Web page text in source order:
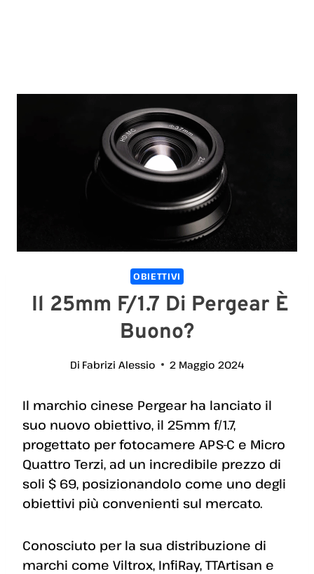
OBIETTIVI
Il 25mm F/1.7 Di Pergear È
Buono?
Di Fabrizi Alessio 2 Maggio 2024
Il marchio cinese Pergear ha lanciato il
suo nuovo obiettivo, il 25mm f/1.7,
progettato per fotocamere APS-C e Micro
Quattro Terzi, ad un incredibile prezzo di
soli $ 69, posizionandolo come uno degli
obiettivi più convenienti sul mercato.
Conosciuto per la sua distribuzione di
marchi come Viltrox, InfiRay, TTArtisan e